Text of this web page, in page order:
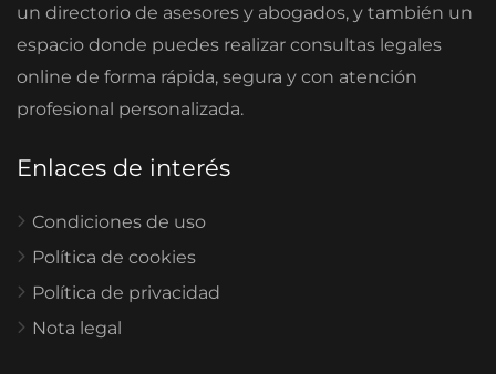
un directorio de asesores y abogados, y también un
espacio donde puedes realizar consultas legales
online de forma rápida, segura y con atención
profesional personalizada.
Enlaces de interés
Condiciones de uso
Política de cookies
Política de privacidad
Nota legal